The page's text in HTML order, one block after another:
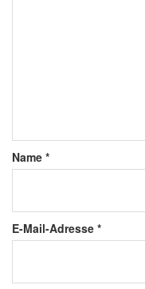
Name *
E-Mail-Adresse *